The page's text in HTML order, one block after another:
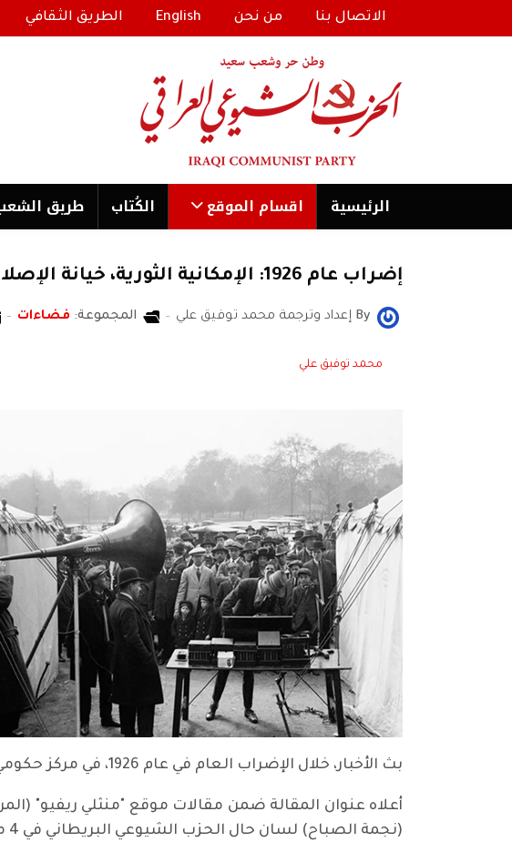
الاتصال بنا من نحن English الطريق الثقافي
الرئیسية اقسام الموقع الكُتاب طریق
إضراب عام 1926: الإمكانية الثورية، خيانة الإصلاحيين، والدروس لليوم/ د. ديلان مورفي
By إعداد وترجمة محمد توفيق علي المجموعة: فضاءات
محمد توفبق علي
بث الأخبار، خلال الإضراب العام في عام 1926، في مركز حكومي لصيانة الخدمات الأساسية، مايو(أيار) 1926
(نجمة الصباح) لسان حال الحزب الشيوعي البريطاني في 4 مايو(أيار) 2026 بقلم د. ديلان ميرفي*. أدناه ترجمة النص المنشور في ركن التاريخ: